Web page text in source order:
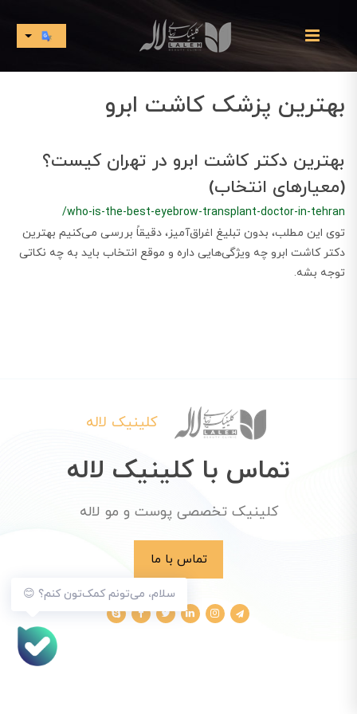
بهترین پزشک کاشت ابرو
بهترین دکتر کاشت ابرو در تهران کیست؟
(معیارهای انتخاب)
/who-is-the-best-eyebrow-transplant-doctor-in-tehran
توی این مطلب، بدون تبلیغ اغراق‌آمیز، دقیقاً بررسی می‌کنیم بهترین
دکتر کاشت ابرو چه ویژگی‌هایی داره و موقع انتخاب باید به چه نکاتی
توجه بشه.
سلام، می‌تونم کمک‌تون کنم؟ 😊
کلینیک لاله
تماس با کلینیک لاله
کلینیک تخصصی پوست و مو لاله
تماس با ما